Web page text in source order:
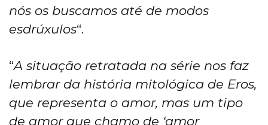
nós os buscamos até de modos
esdrúxulos“.
“A situação retratada na série nos faz
lembrar da história mitológica de Eros,
que representa o amor, mas um tipo
de amor que chamo de ‘amor